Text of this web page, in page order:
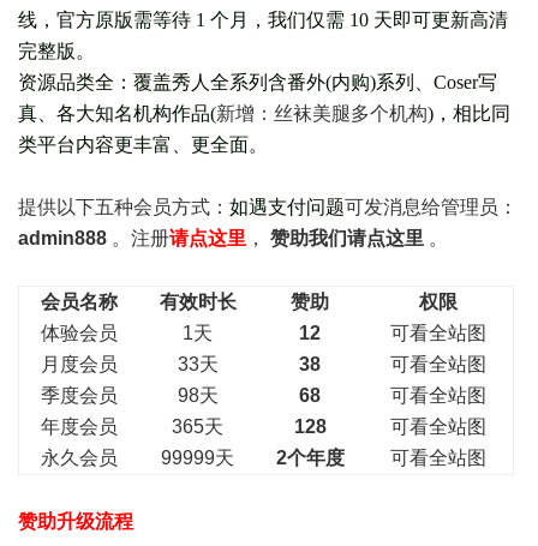
线，官方原版需等待 1 个月，我们仅需 10 天即可更新高清
完整版。
资源品类全：覆盖秀人全系列含番外(内购)系列、Coser写
真、各大知名机构作品(新增：丝袜美腿多个机构)，相比同
类平台内容更丰富、更全面。
提供以下五种会员方式： 如遇支付问题可发消息给管理员：
admin888 。注册请点这里 ， 赞助我们请点这里 。
会员名称 有效时长 赞助
权限
体验会员
1天 12
可看全站图
月度会员
33天 38
可看全站图
季度会员
98天 68
可看全站图
年度会员
365天 128
可看全站图
永久会员
99999天 2个年度 可看全站图
赞助升级流程